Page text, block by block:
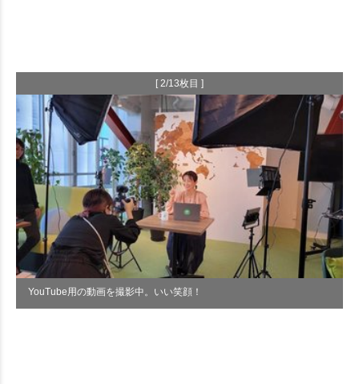
[ 2/13枚目 ]
YouTube用の動画を撮影中。いい笑顔！